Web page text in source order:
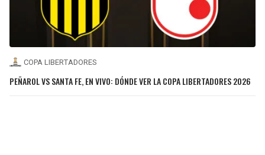
COPA LIBERTADORES
PEÑAROL VS SANTA FE, EN VIVO: DÓNDE VER LA COPA LIBERTADORES 2026